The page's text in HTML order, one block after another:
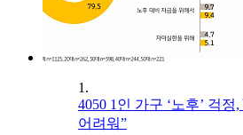
1.
4050 1인 가구 ‘노후’ 걱정
어려워”